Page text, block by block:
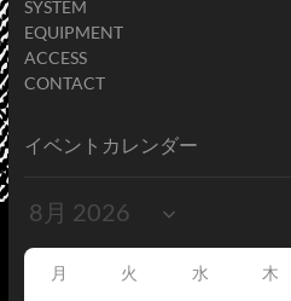
SYSTEM
EQUIPMENT
ACCESS
CONTACT
イベントカレンダー
月 火 水 木